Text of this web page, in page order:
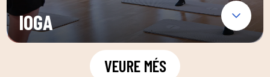
IOGA
VEURE MÉS